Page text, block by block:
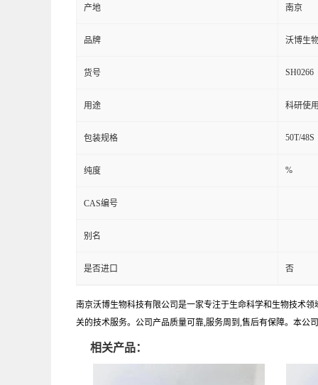
产地 南京
品牌 沃博生
货号 SH0266
用途 科研使
包装规格 50T/48S
纯度 %
CAS编号
别名
是否进口 否
南京沃博生物科技有限公司是一家专注于生命科学和生物技术
关的技术服务。公司产品质量可靠,服务周到,售后有保障。本公
相关产品：